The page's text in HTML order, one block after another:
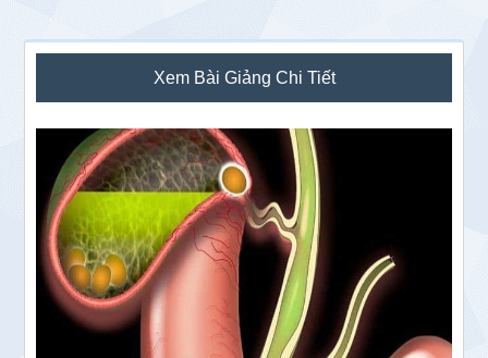
Sidebar
chính
Xem Bài Giảng Chi Tiết